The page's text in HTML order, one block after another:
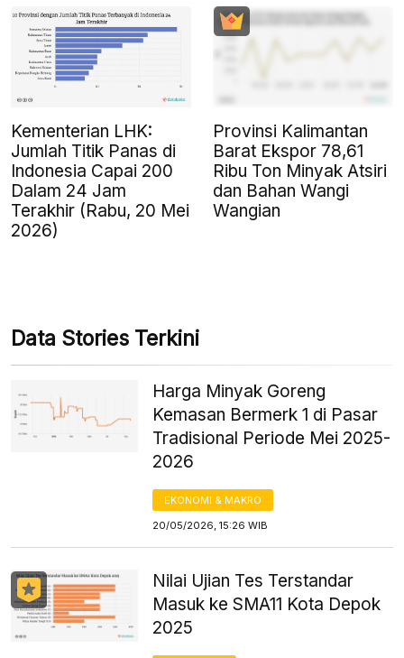
Kementerian LHK:
Jumlah Titik Panas di
Indonesia Capai 200
Dalam 24 Jam
Terakhir (Rabu, 20 Mei
2026)
Provinsi Kalimantan
Barat Ekspor 78,61
Ribu Ton Minyak Atsiri
dan Bahan Wangi
Wangian
Data Stories Terkini
Harga Minyak Goreng
Kemasan Bermerk 1 di Pasar
Tradisional Periode Mei 2025-
2026
EKONOMI & MAKRO
20/05/2026, 15:26 WIB
Nilai Ujian Tes Terstandar
Masuk ke SMA11 Kota Depok
2025